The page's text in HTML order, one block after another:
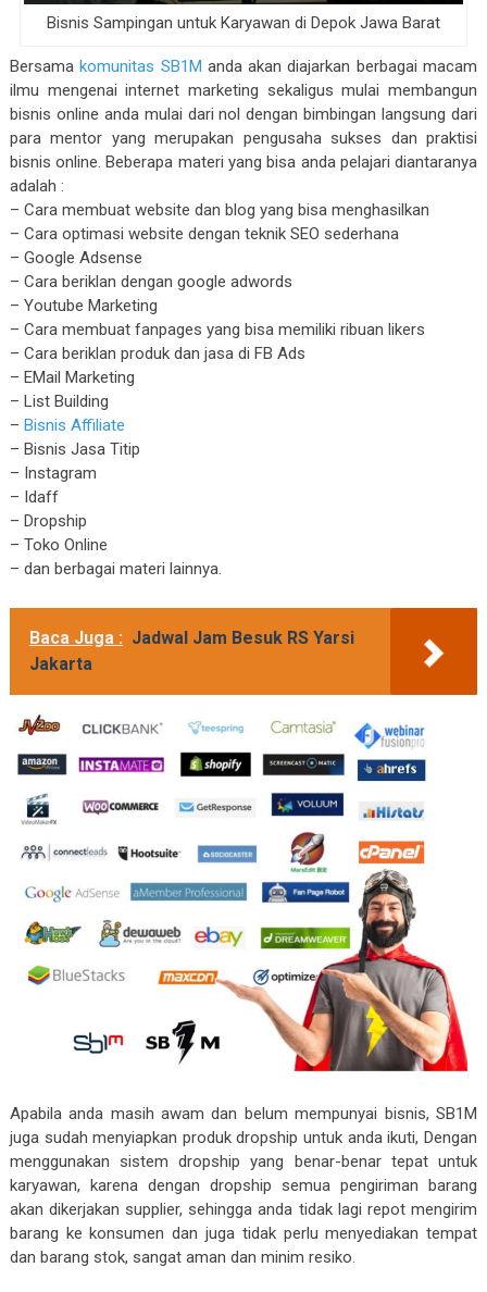
Bisnis Sampingan untuk Karyawan di Depok Jawa Barat
Bersamakomunitas SB1M anda akan diajarkan berbagai macam
ilmu mengenai internet marketing sekaligus mulai membangun
bisnis online anda mulai dari nol dengan bimbingan langsung dari
para mentor yang merupakan pengusaha sukses dan praktisi
bisnis online. Beberapa materi yang bisa anda pelajari diantaranya
adalah :
– Cara membuat website dan blog yang bisa menghasilkan
– Cara optimasi website dengan teknik SEO sederhana
– Google Adsense
– Cara beriklan dengan google adwords
– Youtube Marketing
– Cara membuat fanpages yang bisa memiliki ribuan likers
– Cara beriklan produk dan jasa di FB Ads
– EMail Marketing
– List Building
– Bisnis Affiliate
– Bisnis Jasa Titip
– Instagram
– Idaff
– Dropship
– Toko Online
– dan berbagai materi lainnya.
Baca Juga : Jadwal Jam Besuk RS Yarsi
Jakarta
Apabila anda masih awam dan belum mempunyai bisnis, SB1M
juga sudah menyiapkan produk dropship untuk anda ikuti, Dengan
menggunakan sistem dropship yang benar-benar tepat untuk
karyawan, karena dengan dropship semua pengiriman barang
akan dikerjakan supplier, sehingga anda tidak lagi repot mengirim
barang ke konsumen dan juga tidak perlu menyediakan tempat
dan barang stok, sangat aman dan minim resiko.